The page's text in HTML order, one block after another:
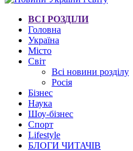
ВСІ РОЗДІЛИ
Головна
Україна
Місто
Світ
Всі новини розділу
Росія
Бізнес
Наука
Шоу-бізнес
Спорт
Lifestyle
БЛОГИ ЧИТАЧІВ